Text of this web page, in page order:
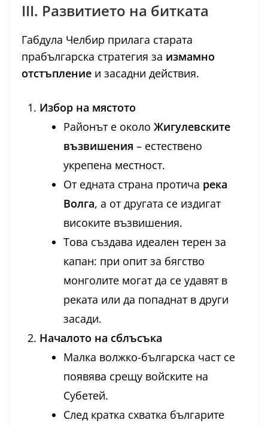
III. Развитието на битката
Габдула Челбир прилага старата
прабългарска стратегия за измамно
отстъпление и засадни действия.
Избор на мястото
Районът е около Жигулевските
възвишения – естествено
укрепена местност.
От едната страна протича река
Волга, а от другата се издигат
високите възвишения.
Това създава идеален терен за
капан: при опит за бягство
монголите могат да се удавят в
реката или да попаднат в други
засади.
Началото на сблъсъка
Малка волжко-българска част се
появява срещу войските на
Субетей.
След кратка схватка българите